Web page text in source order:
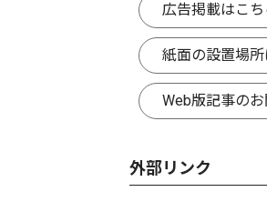
広告掲載はこち
紙面の設置場
Web版記事の
外部リンク